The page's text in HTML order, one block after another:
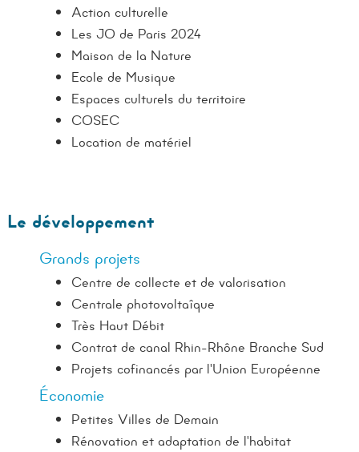
Action culturelle
Les JO de Paris 2024
Maison de la Nature
Ecole de Musique
Espaces culturels du territoire
COSEC
Location de matériel
Le développement
Grands projets
Centre de collecte et de valorisation
Centrale photovoltaîque
Très Haut Débit
Contrat de canal Rhin-Rhône Branche Sud
Projets cofinancés par l'Union Européenne
Économie
Petites Villes de Demain
Rénovation et adaptation de l'habitat